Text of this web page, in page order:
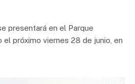
presentará en el Parque
el próximo viernes 28 de junio, en